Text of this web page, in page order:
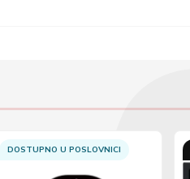
DOSTUPNO U POSLOVNICI